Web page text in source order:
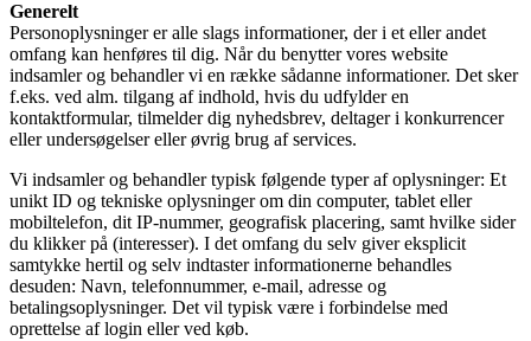
Generelt
Personoplysninger er alle slags informationer, der i et eller andet
omfang kan henføres til dig. Når du benytter vores website
indsamler og behandler vi en række sådanne informationer. Det sker
f.eks. ved alm. tilgang af indhold, hvis du udfylder en
kontaktformular, tilmelder dig nyhedsbrev, deltager i konkurrencer
eller undersøgelser eller øvrig brug af services.
Vi indsamler og behandler typisk følgende typer af oplysninger: Et
unikt ID og tekniske oplysninger om din computer, tablet eller
mobiltelefon, dit IP-nummer, geografisk placering, samt hvilke sider
du klikker på (interesser). I det omfang du selv giver eksplicit
samtykke hertil og selv indtaster informationerne behandles
desuden: Navn, telefonnummer, e-mail, adresse og
betalingsoplysninger. Det vil typisk være i forbindelse med
oprettelse af login eller ved køb.